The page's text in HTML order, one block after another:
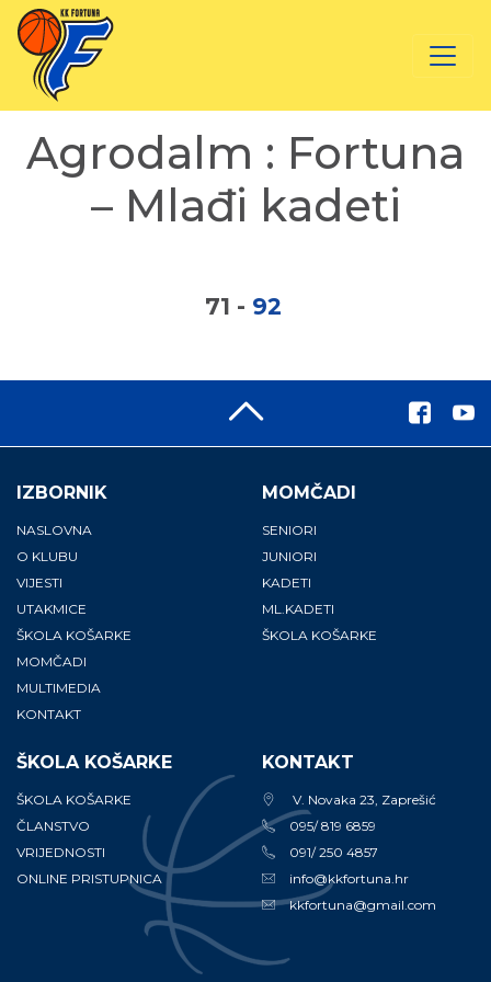
Agrodalm : Fortuna
– Mlađi kadeti
71 - 92
IZBORNIK
NASLOVNA
O KLUBU
VIJESTI
UTAKMICE
ŠKOLA KOŠARKE
MOMČADI
MULTIMEDIA
KONTAKT
MOMČADI
SENIORI
JUNIORI
KADETI
ML.KADETI
ŠKOLA KOŠARKE
ŠKOLA KOŠARKE
ŠKOLA KOŠARKE
ČLANSTVO
VRIJEDNOSTI
ONLINE PRISTUPNICA
KONTAKT
V. Novaka 23, Zaprešić
095/ 819 6859
091/ 250 4857
info@kkfortuna.hr
kkfortuna@gmail.com